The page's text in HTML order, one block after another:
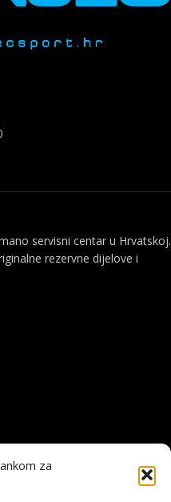
za
servisni centar u Hrvatskoj.
rezervne dijelove i